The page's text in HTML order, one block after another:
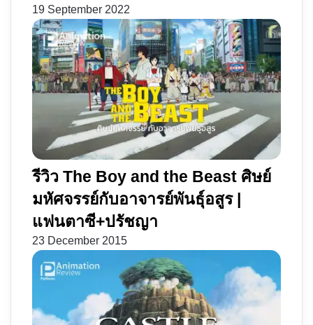
19 September 2022
รีวิว The Boy and the Beast ศิษย์
มหัศจรรย์กับอาจารย์พันธุ์อสูร |
แฟนตาซี+ปรัชญา
23 December 2015